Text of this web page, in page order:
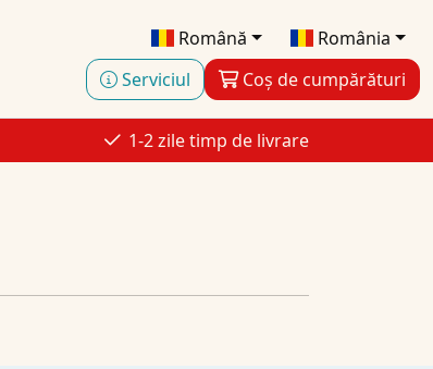
Română
România
Serviciul
Coș de cumpărături
1-2 zile timp de livrare